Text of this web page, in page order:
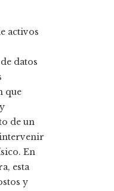
activos
datos
que
de un
En
esta
y